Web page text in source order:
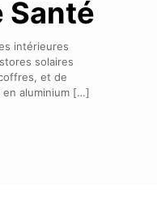
Santé
intérieures
solaires
et de
aluminium […]